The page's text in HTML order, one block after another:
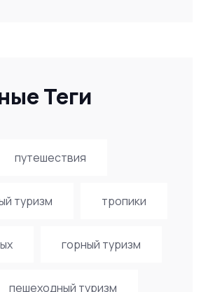
Теги
путешествия
туризм тропики
горный туризм
пешеходный туризм